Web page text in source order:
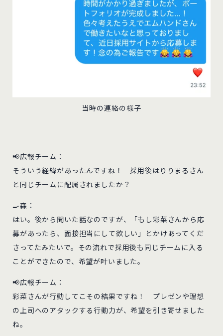
当時の連絡の様子
📢広報チーム：
そういう経緯があったんですね！ 採用後はりりまるさん
と同じチームに配属されましたか？
🍳森：
はい。後から聞いた話なのですが、「もし彩菜さんから応
募があったら、面接担当にして欲しい」とかけあってくだ
さってたみたいで。その流れで採用後も同じチームに入る
ことができたので、希望が叶いました。
📢広報チーム：
彩菜さんが行動してこその結果ですね！ プレゼンや理想
の上司へのアタックする行動力が、希望を引き寄せました
ね。